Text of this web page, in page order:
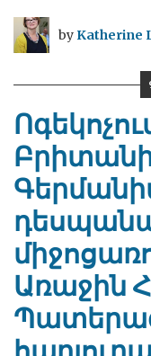
byKatherine
Առաջին